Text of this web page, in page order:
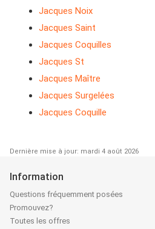
Jacques Noix
Jacques Saint
Jacques Coquilles
Jacques St
Jacques Maître
Jacques Surgelées
Jacques Coquille
Dernière mise à jour: mardi 4 août 2026
Information
Questions fréquemment posées
Promouvez?
Toutes les offres